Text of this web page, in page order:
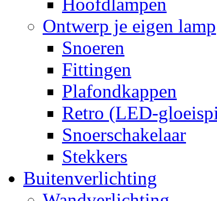
Ontwerp je eigen lamp
Snoeren
Fittingen
Plafondkappen
Retro (LED-
Snoerschakelaar
Stekkers
Buitenverlichting